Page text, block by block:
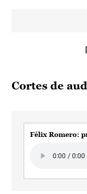
Cortes de
Félix Romero: